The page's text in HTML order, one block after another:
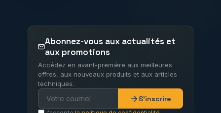
Abonnez-vous aux actualités et
aux promotions
Accédez en avant-première aux meilleures
offres, aux nouveaux produits et aux articles
techniques.
S'inscrire